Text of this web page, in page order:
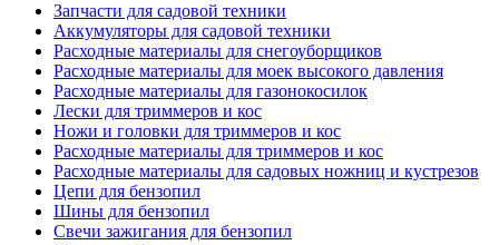
Запчасти для садовой техники
Аккумуляторы для садовой техники
Расходные материалы для снегоуборщиков
Расходные материалы для моек высокого давления
Расходные материалы для газонокосилок
Лески для триммеров и кос
Ножи и головки для триммеров и кос
Расходные материалы для триммеров и кос
Расходные материалы для садовых ножниц и кустрезов
Цепи для бензопил
Шины для бензопил
Свечи зажигания для бензопил